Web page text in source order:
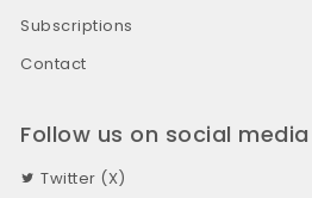
Subscriptions
Contact
Follow us on social media
Twitter (X)